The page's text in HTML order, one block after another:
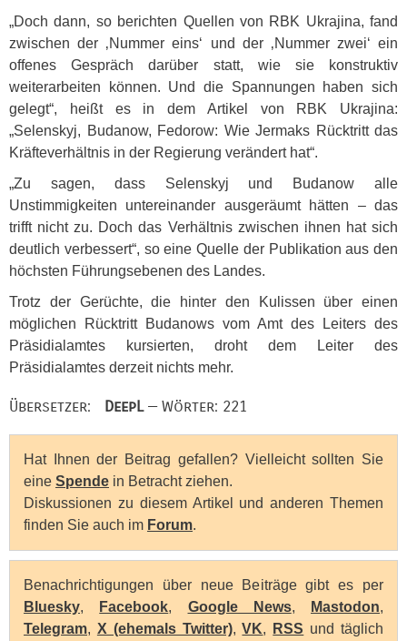
„Doch dann, so berichten Quellen von RBK Ukrajina, fand
zwischen der ‚Nummer eins‘ und der ‚Nummer zwei‘ ein
offenes Gespräch darüber statt, wie sie konstruktiv
weiterarbeiten können. Und die Spannungen haben sich
gelegt“, heißt es in dem Artikel von
RBK Ukrajina:
„Selenskyj, Budanow, Fedorow: Wie Jermaks Rücktritt das
Kräfteverhältnis in der Regierung verändert hat“.
„Zu sagen, dass Selenskyj und Budanow alle
Unstimmigkeiten untereinander ausgeräumt hätten – das
trifft nicht zu. Doch das Verhältnis zwischen ihnen hat sich
deutlich verbessert“, so eine Quelle der Publikation aus den
höchsten Führungsebenen des Landes.
Trotz der Gerüchte, die hinter den Kulissen über einen
möglichen Rücktritt Budanows vom Amt des Leiters des
Präsidialamtes kursierten, droht dem Leiter des
Präsidialamtes derzeit nichts mehr.
Übersetzer: DeepL— Wörter: 221
Hat Ihnen der Beitrag gefallen? Vielleicht sollten Sie
eine Spende in Betracht ziehen.
Diskussionen zu diesem Artikel und anderen Themen
finden Sie auch im Forum.
Benachrichtigungen über neue Beiträge gibt es per
Bluesky, Facebook, Google News, Mastodon,
Telegram, X (ehemals Twitter),VK, RSS und täglich